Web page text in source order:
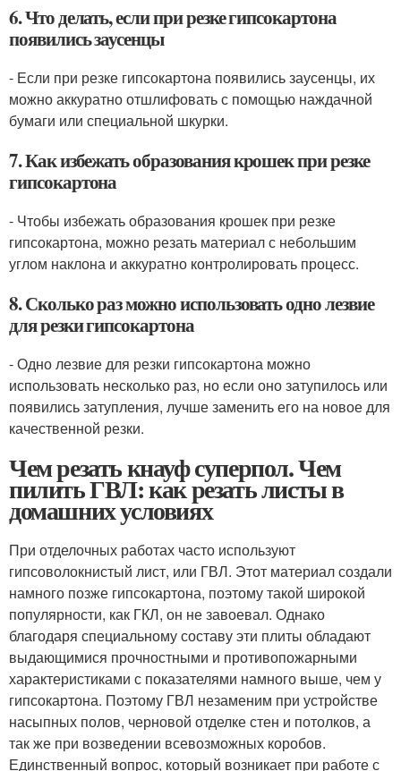
6. Что делать, если при резке гипсокартона
появились заусенцы
- Если при резке гипсокартона появились заусенцы, их
можно аккуратно отшлифовать с помощью наждачной
бумаги или специальной шкурки.
7. Как избежать образования крошек при резке
гипсокартона
- Чтобы избежать образования крошек при резке
гипсокартона, можно резать материал с небольшим
углом наклона и аккуратно контролировать процесс.
8. Сколько раз можно использовать одно лезвие
для резки гипсокартона
- Одно лезвие для резки гипсокартона можно
использовать несколько раз, но если оно затупилось или
появились затупления, лучше заменить его на новое для
качественной резки.
Чем резать кнауф суперпол. Чем
пилить ГВЛ: как резать листы в
домашних условиях
При отделочных работах часто используют
гипсоволокнистый лист, или ГВЛ. Этот материал создали
намного позже гипсокартона, поэтому такой широкой
популярности, как ГКЛ, он не завоевал. Однако
благодаря специальному составу эти плиты обладают
выдающимися прочностными и противопожарными
характеристиками с показателями намного выше, чем у
гипсокартона. Поэтому ГВЛ незаменим при устройстве
насыпных полов, черновой отделке стен и потолков, а
так же при возведении всевозможных коробов.
Единственный вопрос, который возникает при работе с